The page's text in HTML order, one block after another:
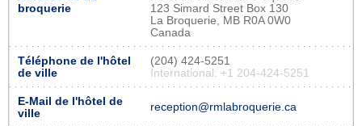
broquerie
123 Simard Street Box 130
La Broquerie, MB R0A 0W0
Canada
Téléphone de l'hôtel
de ville
(204) 424-5251
International: +1 204-424-5251
E-Mail de l'hôtel de
ville
reception@rmlabroquerie.ca